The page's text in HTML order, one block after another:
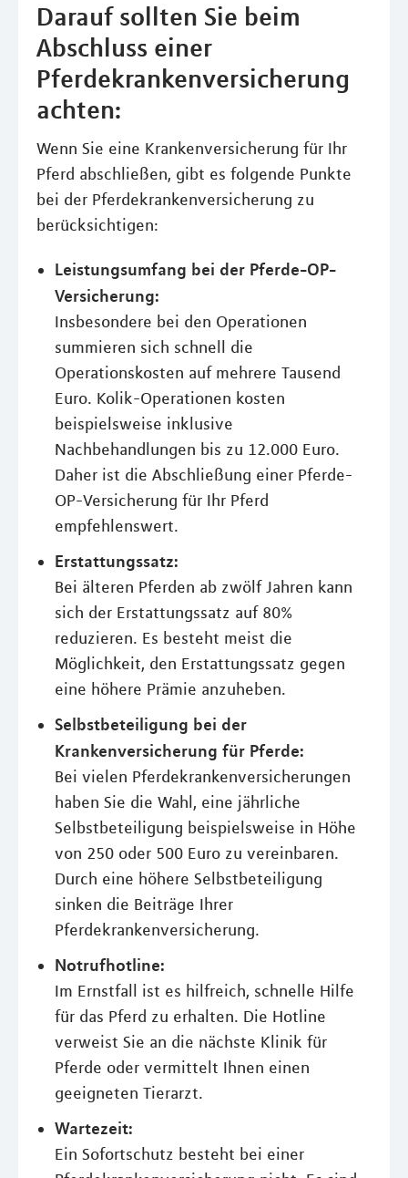
Darauf sollten Sie beim
Abschluss einer
Pferdekrankenversicherung
achten:
Wenn Sie eine Krankenversicherung für Ihr
Pferd abschließen, gibt es folgende Punkte
bei der Pferdekrankenversicherung zu
berücksichtigen:
Leistungsumfang bei der Pferde-OP-
Versicherung:
Insbesondere bei den Operationen
summieren sich schnell die
Operationskosten auf mehrere Tausend
Euro. Kolik-Operationen kosten
beispielsweise inklusive
Nachbehandlungen bis zu 12.000 Euro.
Daher ist die Abschließung einer Pferde-
OP-Versicherung für Ihr Pferd
empfehlenswert.
Erstattungssatz:
Bei älteren Pferden ab zwölf Jahren kann
sich der Erstattungssatz auf 80%
reduzieren. Es besteht meist die
Möglichkeit, den Erstattungssatz gegen
eine höhere Prämie anzuheben.
Selbstbeteiligung bei der
Krankenversicherung für Pferde:
Bei vielen Pferdekrankenversicherungen
haben Sie die Wahl, eine jährliche
Selbstbeteiligung beispielsweise in Höhe
von 250 oder 500 Euro zu vereinbaren.
Durch eine höhere Selbstbeteiligung
sinken die Beiträge Ihrer
Pferdekrankenversicherung.
Notrufhotline:
Im Ernstfall ist es hilfreich, schnelle Hilfe
für das Pferd zu erhalten. Die Hotline
verweist Sie an die nächste Klinik für
Pferde oder vermittelt Ihnen einen
geeigneten Tierarzt.
Wartezeit:
Ein Sofortschutz besteht bei einer